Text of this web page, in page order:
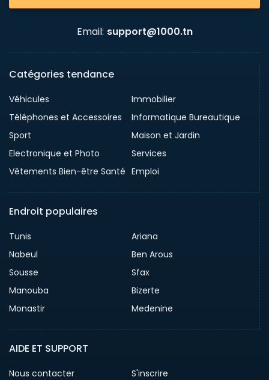
Email: support@1000.tn
Catégories tendance
Véhicules
Immobilier
Téléphones et Accessoires
Informatique Bureautique
Sport
Maison et Jardin
Electronique et Photo
Services
Vêtements Bien-être Santé Emploi
Endroit populaires
Tunis
Ariana
Nabeul
Ben Arous
Sousse
Sfax
Manouba
Bizerte
Monastir
Medenine
AIDE ET SUPPORT
Nous contacter
S'inscrire